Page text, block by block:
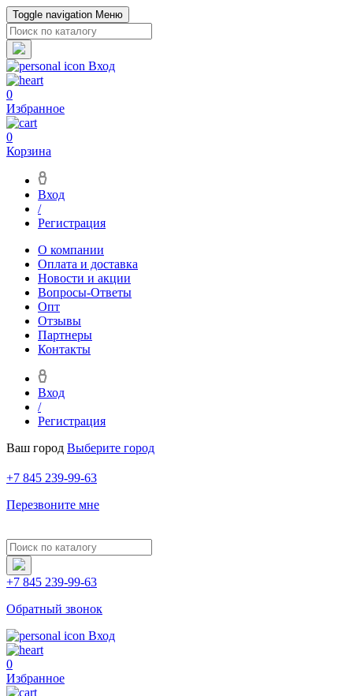
Toggle navigation Меню
Вход
0
Избранное
0
Корзина
Вход
/
Регистрация
О компании
Оплата и доставка
Новости и акции
Вопросы-Ответы
Опт
Отзывы
Партнеры
Контакты
Вход
/
Регистрация
Ваш город Выберите город
+7 845 239-99-63
Перезвоните мне
+7 845 239-99-63
Обратный звонок
Вход
0
Избранное